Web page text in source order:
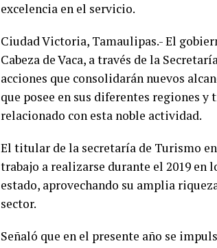
excelencia en el servicio.
Ciudad Victoria, Tamaulipas.- El
Cabeza de Vaca, a través de la
acciones que consolidarán nuevos
que posee en sus diferentes regiones
relacionado con esta noble actividad.
El titular de la secretaría de Turismo
trabajo a realizarse durante el 2019 en
estado, aprovechando su amplia
sector.
Señaló que en el presente año se